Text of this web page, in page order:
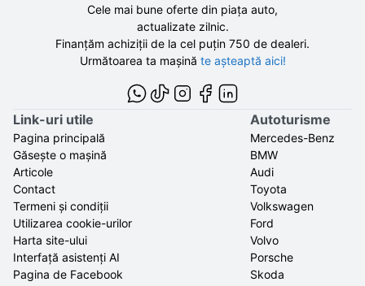
Cele mai bune oferte din piața auto,
actualizate zilnic.
Finanțăm achiziții de la cel puțin 750 de dealeri.
Următoarea ta mașină te așteaptă aici!
Link-uri utile
Pagina principală
Găsește o mașină
Articole
Contact
Termeni și condiții
Utilizarea cookie-urilor
Harta site-ului
Interfață asistenți AI
Pagina de Facebook
Autoturisme
Mercedes-Benz
BMW
Audi
Toyota
Volkswagen
Ford
Volvo
Porsche
Skoda